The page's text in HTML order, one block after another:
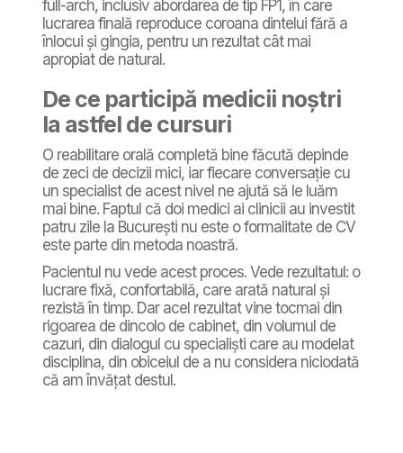
full-arch, inclusiv abordarea de tip FP1, în care
lucrarea finală reproduce coroana dintelui fără a
înlocui și gingia, pentru un rezultat cât mai
apropiat de natural.
De ce participă medicii noștri
la astfel de cursuri
O reabilitare orală completă bine făcută depinde
de zeci de decizii mici, iar fiecare conversație cu
un specialist de acest nivel ne ajută să le luăm
mai bine. Faptul că doi medici ai clinicii au investit
patru zile la București nu este o formalitate de CV
este parte din metoda noastră.
Pacientul nu vede acest proces. Vede rezultatul: o
lucrare fixă, confortabilă, care arată natural și
rezistă în timp. Dar acel rezultat vine tocmai din
rigoarea de dincolo de cabinet, din volumul de
cazuri, din dialogul cu specialiști care au modelat
disciplina, din obiceiul de a nu considera niciodată
că am învățat destul.